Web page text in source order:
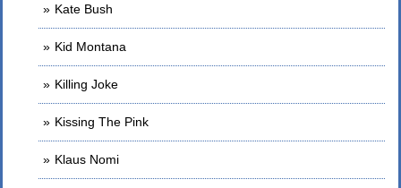
Kate Bush
Kid Montana
Killing Joke
Kissing The Pink
Klaus Nomi